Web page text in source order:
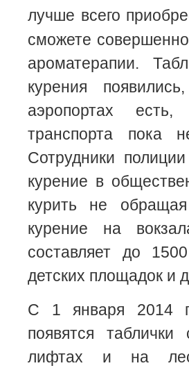
лучше всего
сможете
ароматерапии.
курения
аэропортах
транспорта пока
Сотрудники
курение в
курить не
курение на
составляет до
детских площадок и
С 1 января 2014
появятся
лифтах и на